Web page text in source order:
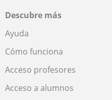
Descubre más
Ayuda
Cómo funciona
Acceso profesores
Acceso a alumnos